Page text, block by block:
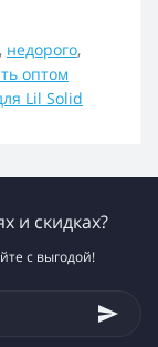
, недорого,
оптом
Lil Solid
и скидках?
с выгодой!